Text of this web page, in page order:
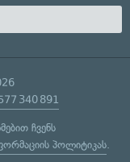
340 891
ჩვენს
პოლიტიკას.